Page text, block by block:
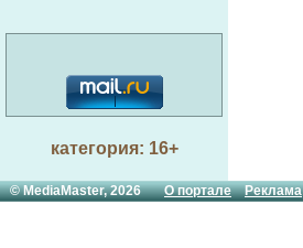
категория: 16+
© MediaMaster, 2026О портале Реклама